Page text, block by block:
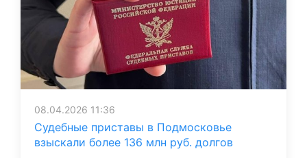
08.04.2026 11:36
Судебные приставы в Подмосковье
взыскали более 136 млн руб. долгов